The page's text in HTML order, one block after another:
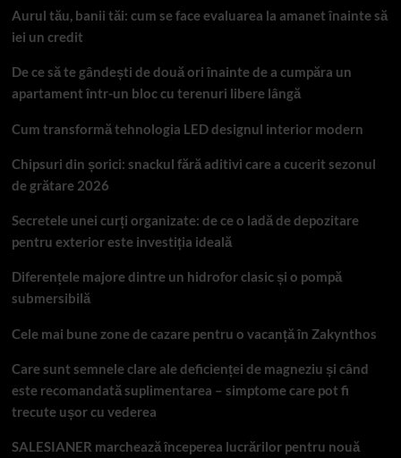
Aurul tău, banii tăi: cum se face evaluarea la amanet înainte să
iei un credit
De ce să te gândești de două ori înainte de a cumpăra un
apartament într-un bloc cu terenuri libere lângă
Cum transformă tehnologia LED designul interior modern
Chipsuri din șorici: snackul fără aditivi care a cucerit sezonul
de grătare 2026
Secretele unei curți organizate: de ce o ladă de depozitare
pentru exterior este investiția ideală
Diferențele majore dintre un hidrofor clasic și o pompă
submersibilă
Cele mai bune zone de cazare pentru o vacanță în Zakynthos
Care sunt semnele clare ale deficienței de magneziu și când
este recomandată suplimentarea – simptome care pot fi
trecute ușor cu vederea
SALESIANER marchează începerea lucrărilor pentru nouă